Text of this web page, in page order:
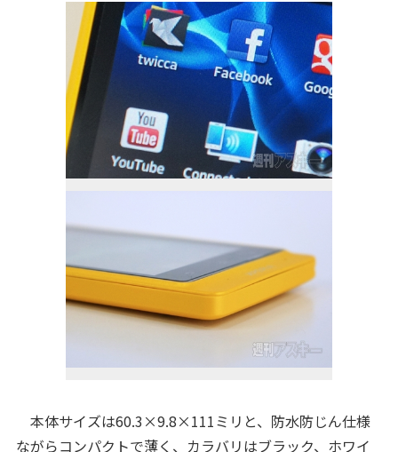
本体サイズは60.3×9.8×111ミリと、防水防じん仕様
ながらコンパクトで薄く、カラバリはブラック、ホワイ